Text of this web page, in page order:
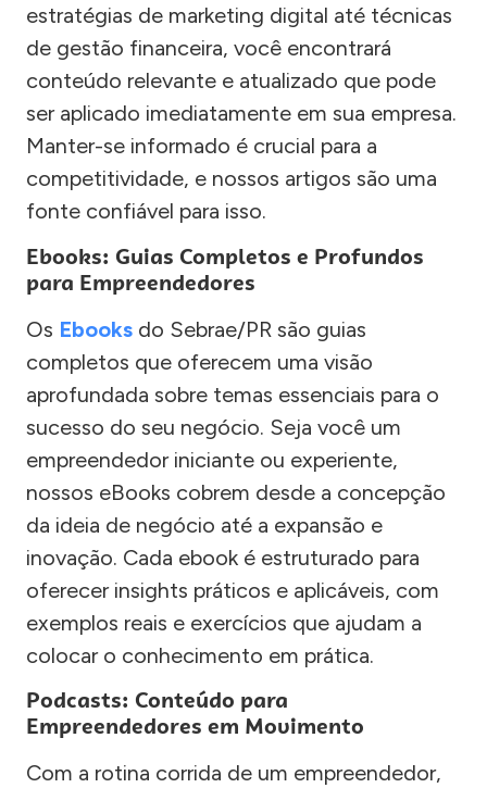
estratégias de marketing digital até técnicas
de gestão financeira, você encontrará
conteúdo relevante e atualizado que pode
ser aplicado imediatamente em sua empresa.
Manter-se informado é crucial para a
competitividade, e nossos artigos são uma
fonte confiável para isso.
Ebooks: Guias Completos e Profundos
para Empreendedores
Os Ebooks do Sebrae/PR são guias
completos que oferecem uma visão
aprofundada sobre temas essenciais para o
sucesso do seu negócio. Seja você um
empreendedor iniciante ou experiente,
nossos eBooks cobrem desde a concepção
da ideia de negócio até a expansão e
inovação. Cada ebook é estruturado para
oferecer insights práticos e aplicáveis, com
exemplos reais e exercícios que ajudam a
colocar o conhecimento em prática.
Podcasts: Conteúdo para
Empreendedores em Movimento
Com a rotina corrida de um empreendedor,